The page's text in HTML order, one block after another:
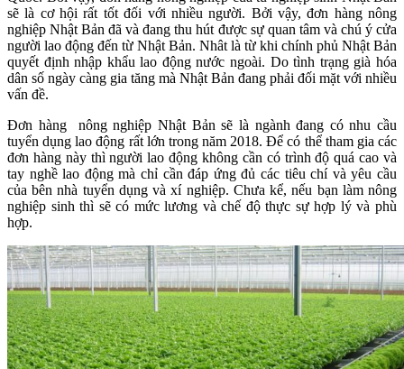
sẽ là cơ hội rất tốt đối với nhiều người. Bởi vậy, đơn hàng nông
nghiệp Nhật Bản đã và đang thu hút được sự quan tâm và chú ý cửa
người lao động đến từ Nhật Bản. Nhât là từ khi chính phủ Nhật Bản
quyết định nhập khẩu lao động nước ngoài. Do tình trạng già hóa
dân số ngày càng gia tăng mà Nhật Bản đang phải đối mặt với nhiều
vấn đề.
Đơn hàng nông nghiệp Nhật Bản sẽ là ngành đang có nhu cầu
tuyển dụng lao động rất lớn trong năm 2018. Để có thể tham gia các
đơn hàng này thì người lao động không cần có trình độ quá cao và
tay nghề lao động mà chỉ cần đáp ứng đủ các tiêu chí và yêu cầu
của bên nhà tuyển dụng và xí nghiệp. Chưa kể, nếu bạn làm nông
nghiệp sinh thì sẽ có mức lương và chế độ thực sự hợp lý và phù
hợp.